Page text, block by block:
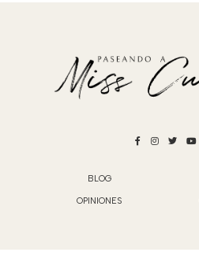
BLOG
OPINIONES